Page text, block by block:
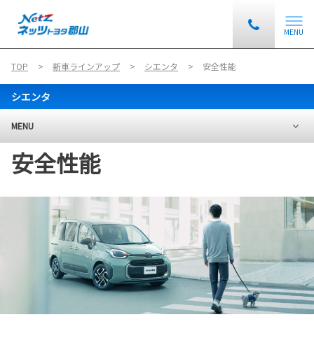
MENU
TOP 新車ラインアップ シエンタ 安全性能
シエンタ
MENU
安全性能